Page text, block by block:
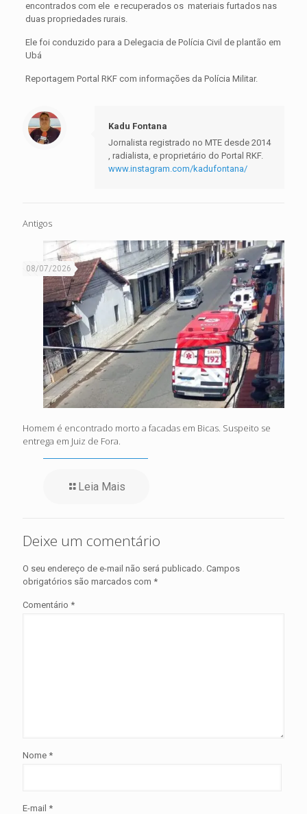
encontrados com ele e recuperados os materiais furtados nas
duas propriedades rurais.
Ele foi conduzido para a Delegacia de Polícia Civil de plantão em
Ubá
Reportagem Portal RKF com informações da Polícia Militar.
Kadu Fontana
Jornalista registrado no MTE desde 2014
, radialista, e proprietário do Portal RKF.
www.instagram.com/kadufontana/
Antigos
08/07/2026
Homem é encontrado morto a facadas em Bicas. Suspeito se
entrega em Juiz de Fora.
Leia Mais
Deixe um comentário
O seu endereço de e-mail não será publicado. Campos
obrigatórios são marcados com *
Comentário *
Nome *
E-mail *